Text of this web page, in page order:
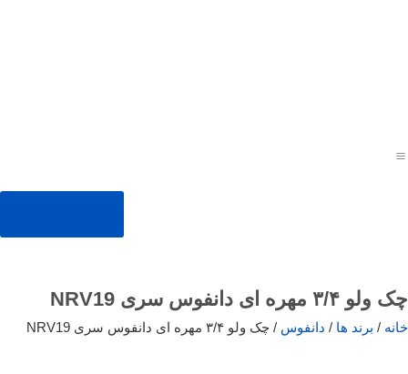
چک ولو ۳/۴ مهره ای دانفوس سری NRV19
خانه / برند ها / دانفوس / چک ولو ۳/۴ مهره ای دانفوس سری NRV19